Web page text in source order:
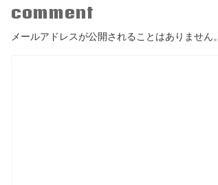
comment
メールアドレスが公開されることはありません。